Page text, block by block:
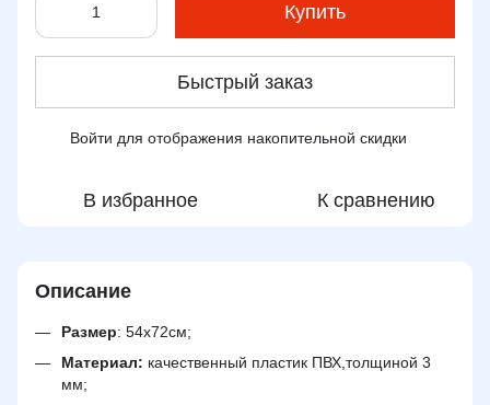
Купить
Быстрый заказ
Войти для отображения накопительной скидки
В избранное К сравнению
Описание
Размер: 54х72см;
Материал: качественный пластик ПВХ,толщиной 3
мм;